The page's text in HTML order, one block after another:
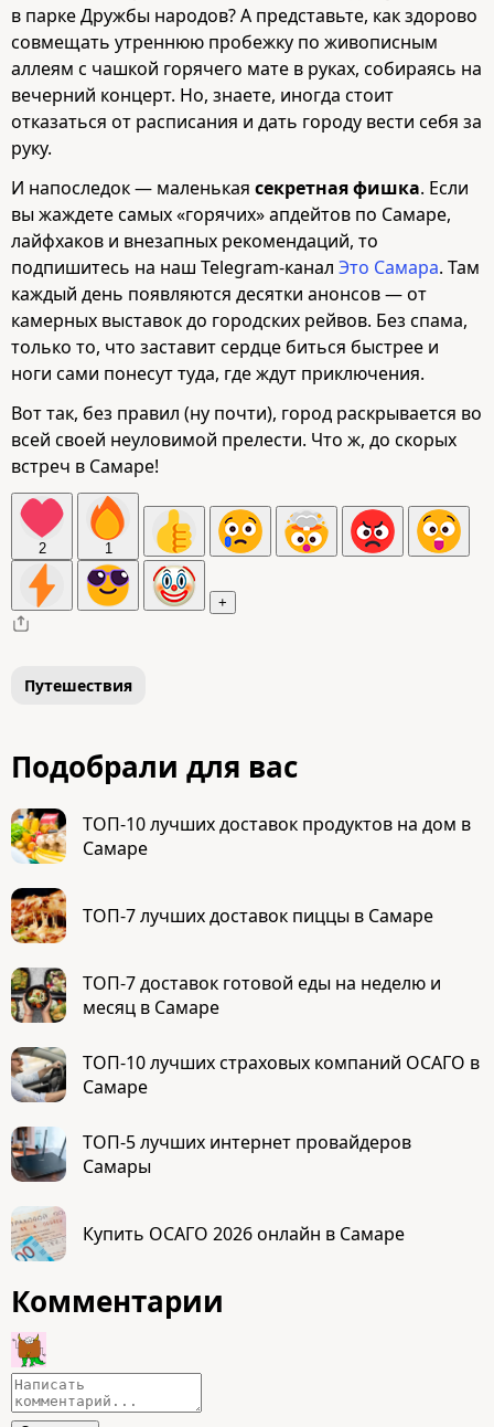
в парке Дружбы народов? А представьте, как здорово
совмещать утреннюю пробежку по живописным
аллеям с чашкой горячего мате в руках, собираясь на
вечерний концерт. Но, знаете, иногда стоит
отказаться от расписания и дать городу вести себя за
руку.
И напоследок — маленькая секретная фишка. Если
вы жаждете самых «горячих» апдейтов по Самаре,
лайфхаков и внезапных рекомендаций, то
подпишитесь на наш Telegram-канал Это Самара. Там
каждый день появляются десятки анонсов — от
камерных выставок до городских рейвов. Без спама,
только то, что заставит сердце биться быстрее и
ноги сами понесут туда, где ждут приключения.
Вот так, без правил (ну почти), город раскрывается во
всей своей неуловимой прелести. Что ж, до скорых
встреч в Самаре!
2 1
+
Путешествия
Подобрали для вас
ТОП-10 лучших доставок продуктов на дом в
Самаре
ТОП-7 лучших доставок пиццы в Самаре
ТОП-7 доставок готовой еды на неделю и
месяц в Самаре
ТОП-10 лучших страховых компаний ОСАГО в
Самаре
ТОП-5 лучших интернет провайдеров
Самары
Купить ОСАГО 2026 онлайн в Самаре
Комментарии